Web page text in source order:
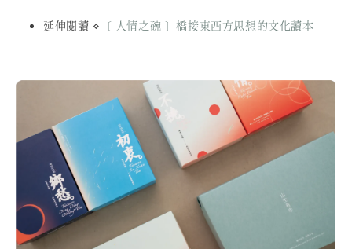
延伸閱讀 ⋄ 〔 人情之碗 〕橋接東西方思想的文化讀本